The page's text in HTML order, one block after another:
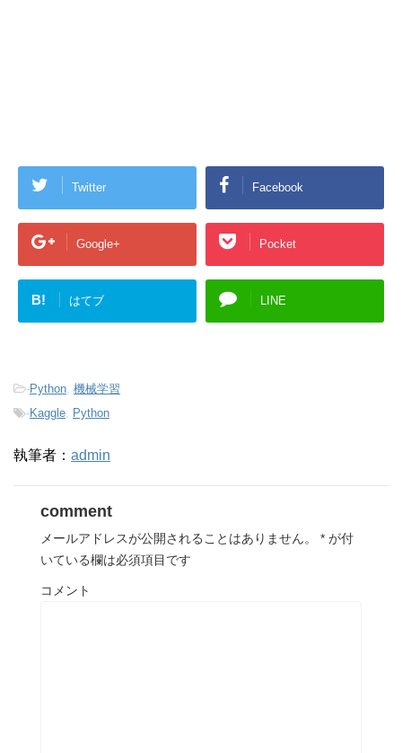
Twitter Facebook
Google+ Pocket
B! はてブ LINE
-Python 機械学習
-Kaggle Python
執筆者： admin
comment
メールアドレスが公開されることはありません。 * が付
いている欄は必須項目です
コメント